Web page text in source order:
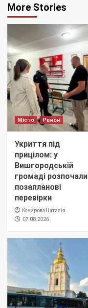
More Stories
Місто Район
Укриття під
прицілом: у
Вишгородській
громаді розпочали
позапланові
перевірки
Комарова Наталія
07.08.2026